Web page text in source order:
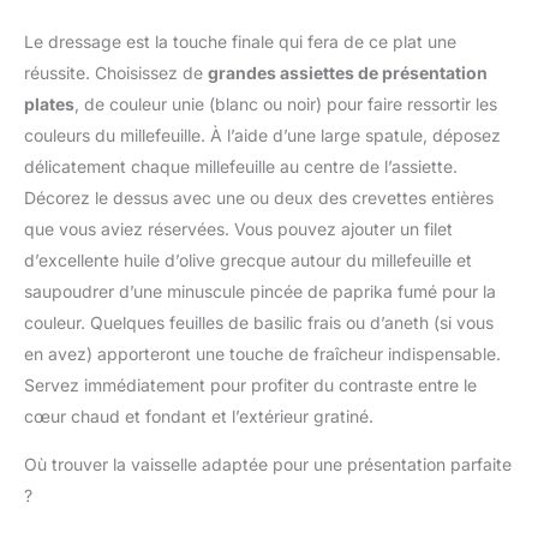
【Multifonctionnel】Idéal
pour stocker des
céréales, des graines de
citrouille, des graines de
tournesol, des pignons
de pin, du sel, du poivre
ou des épices. Peuvent
également être utilisés
lors de mariages,
d'anniversaires et de
fêtes d'Halloween,
remplis de bonbons, de
confiture, etc. Comme
ou comme cadeau de
fête, les pots sont
entièrement au lave-
par trempage dans l'eau
chaude. 【Conteneur
Créatif Polyvalent】Il
s'agit d'un contenant
créatif universel.
Utilisable pour ranger
bain, des huiles
essentielles et autres
matériaux de loisirs
créatifs, il peut aussi
spécimens, bijoux et
autres petits objets
épars. Qu'il s'agisse de
créations artisanales ou
il ajoute une esthétique
cuisines familiales et les
pâtissiers
professionnels. 【Facile
à utiliser】Équipés d'un
embout presseur et
d'autres accessoires, ces
cercles permettent de
démouler facilement les
desserts d'une simple
pression, éliminant ainsi
le besoin de les démouler
manuellement. Cela
facilite la tâche même
pour les débutants et
de pâtisserie. 【Facile à
nettoyer】Ces cercles à
dessert en acier
tiramisu,etc. Adapté au
lave-vaisselle
Le dressage est la touche finale qui fera de ce plat une
réussite. Choisissez de grandes assiettes de présentation
plates , de couleur unie (blanc ou noir) pour faire ressortir les
couleurs du millefeuille. À l’aide d’une large spatule, déposez
délicatement chaque millefeuille au centre de l’assiette.
Décorez le dessus avec une ou deux des crevettes entières
que vous aviez réservées. Vous pouvez ajouter un filet
d’excellente huile d’olive grecque autour du millefeuille et
saupoudrer d’une minuscule pincée de paprika fumé pour la
couleur. Quelques feuilles de basilic frais ou d’aneth (si vous
en avez) apporteront une touche de fraîcheur indispensable.
Servez immédiatement pour profiter du contraste entre le
cœur chaud et fondant et l’extérieur gratiné.
Où trouver la vaisselle adaptée pour une présentation parfaite
?